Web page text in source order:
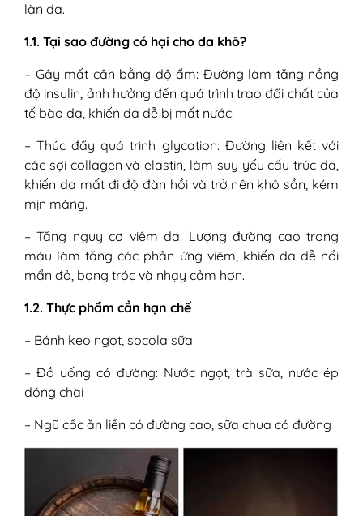
làn da.
1.1. Tại sao đường có hại cho da khô?
– Gây mất cân bằng độ ẩm: Đường làm tăng nồng
độ insulin, ảnh hưởng đến quá trình trao đổi chất của
tế bào da, khiến da dễ bị mất nước.
– Thúc đẩy quá trình glycation: Đường liên kết với
các sợi collagen và elastin, làm suy yếu cấu trúc da,
khiến da mất đi độ đàn hồi và trở nên khô sần, kém
mịn màng.
– Tăng nguy cơ viêm da: Lượng đường cao trong
máu làm tăng các phản ứng viêm, khiến da dễ nổi
mẩn đỏ, bong tróc và nhạy cảm hơn.
1.2. Thực phẩm cần hạn chế
– Bánh kẹo ngọt, socola sữa
– Đồ uống có đường: Nước ngọt, trà sữa, nước ép
đóng chai
– Ngũ cốc ăn liền có đường cao, sữa chua có đường